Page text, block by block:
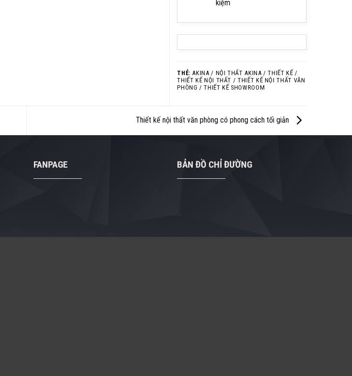
kiệm
THẺ: AKINA / NỘI THẤT AKINA / THIẾT KẾ /
THIẾT KẾ NỘI THẤT / THIẾT KẾ NỘI THẤT VĂN
PHÒNG / THIẾT KẾ SHOWROOM
Thiết kế nội thất văn phòng có phong cách tối giản
FANPAGE BẢN ĐỒ CHỈ ĐƯỜNG